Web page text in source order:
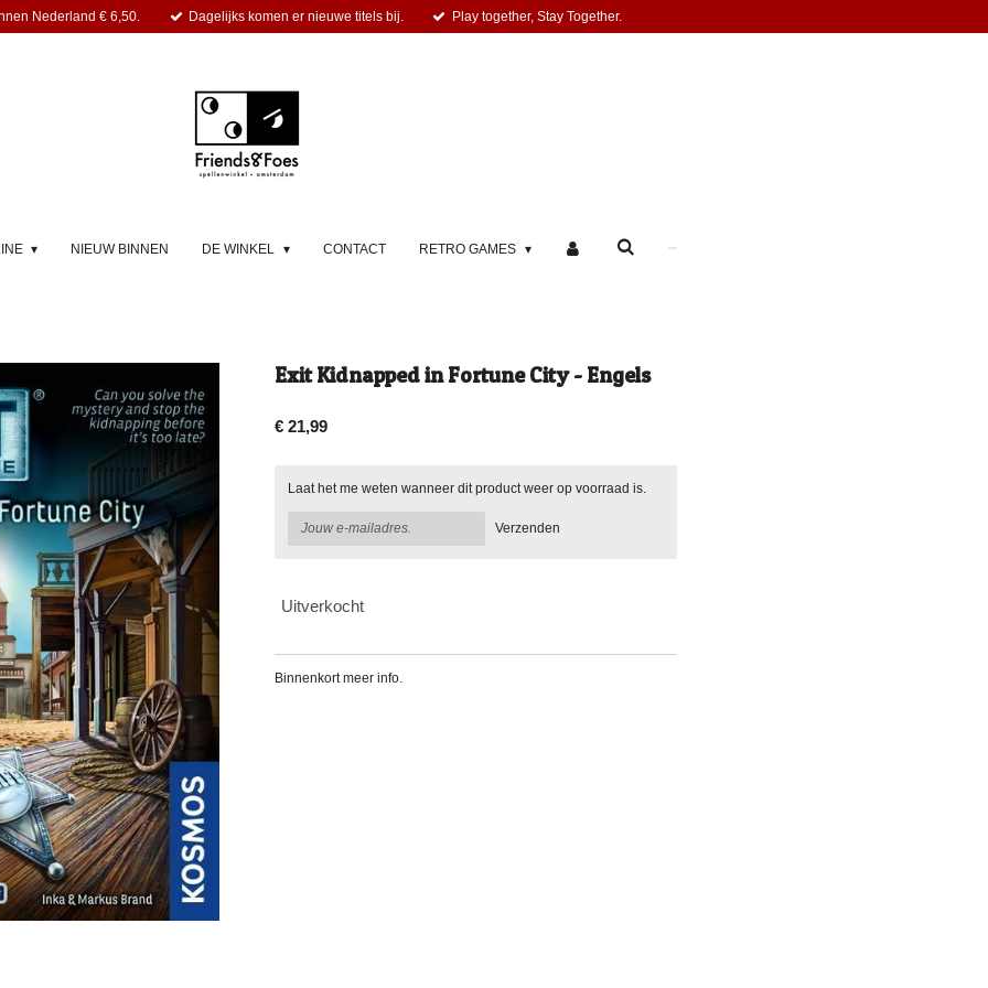
Nederland € 6,50. Dagelijks komen er nieuwe titels bij. Play together, Stay Together.
NIEUW BINNEN DE WINKEL CONTACT RETRO GAMES
Exit Kidnapped in Fortune City - Engels
€ 21,99
Laat het me weten wanneer dit product weer op voorraad is.
Verzenden
Uitverkocht
Binnenkort meer info.